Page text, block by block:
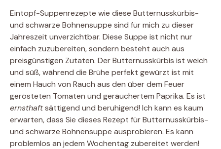
Eintopf-Suppenrezepte wie diese Butternusskürbis-
und schwarze Bohnensuppe sind für mich zu dieser
Jahreszeit unverzichtbar. Diese Suppe ist nicht nur
einfach zuzubereiten, sondern besteht auch aus
preisgünstigen Zutaten. Der Butternusskürbis ist weich
und süß, während die Brühe perfekt gewürzt ist mit
einem Hauch von Rauch aus den über dem Feuer
gerösteten Tomaten und geräuchertem Paprika. Es ist
ernsthaftsättigend und beruhigend! Ich kann es kaum
erwarten, dass Sie dieses Rezept für Butternusskürbis-
und schwarze Bohnensuppe ausprobieren. Es kann
problemlos an jedem Wochentag zubereitet werden!